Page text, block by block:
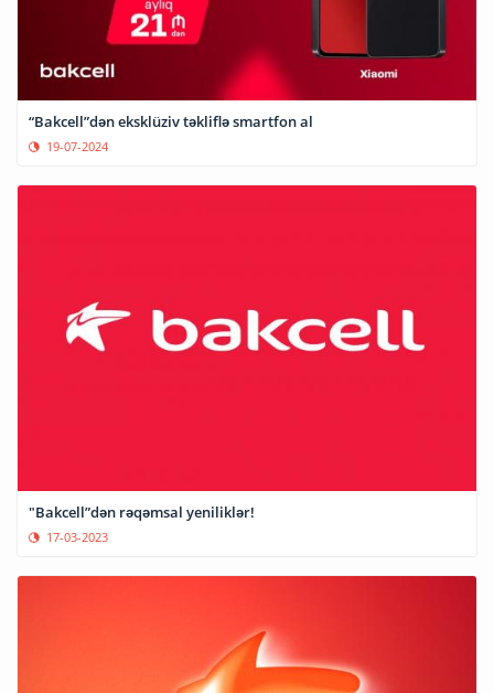
“Bakcell”dən eksklüziv təkliflə smartfon al
19-07-2024
"Bakcell”dən rəqəmsal yeniliklər!
17-03-2023